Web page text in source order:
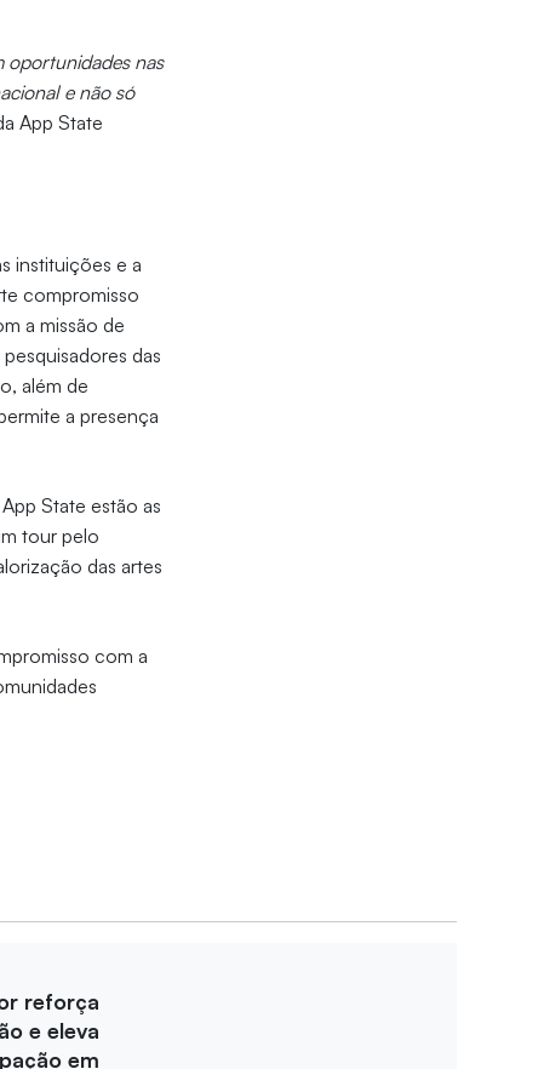
oportunidades nas
e não só
App State
instituições e a
compromisso
a missão de
das
além de
a presença
State estão as
tour pelo
das artes
com a
reforça
e eleva
em